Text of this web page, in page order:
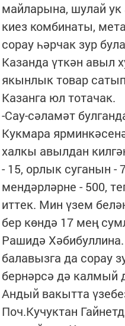
майларына, шулай
киез комбинаты,
сорау һәрчак зур
Казанда үткән авыл
якынлык товар
Казанга юл тотачак.
-Сау-сәламәт
Кукмара
халкы авылдан
- 15, орлык суганын
мендәрләрне - 500,
иттек. Мин үзем
бер көндә 17 мең
Рашидә
балавызга да сорау
бернәрсә дә калмый
Андый вакытта
Поч.Кучуктан